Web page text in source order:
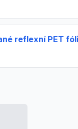
reflexní PET